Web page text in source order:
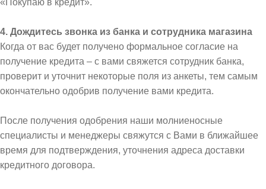
«Покупаю в кредит».
4. Дождитесь звонка из банка и сотрудника магазина
Когда от вас будет получено формальное согласие на
получение кредита – с вами свяжется сотрудник банка,
проверит и уточнит некоторые поля из анкеты, тем самым
окончательно одобрив получение вами кредита.
После получения одобрения наши молниеносные
специалисты и менеджеры свяжутся с Вами в ближайшее
время для подтверждения, уточнения адреса доставки
кредитного договора.